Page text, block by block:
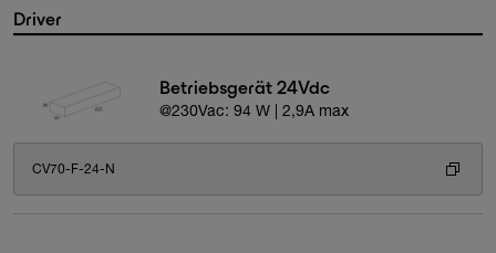
Driver
Betriebsgerät 24Vdc
@230Vac: 94 W | 2,9A max
CV70-F-24-N